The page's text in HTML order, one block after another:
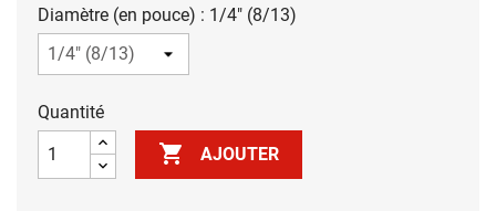
Diamètre (en pouce) : 1/4" (8/13)
Quantité
 AJOUTER